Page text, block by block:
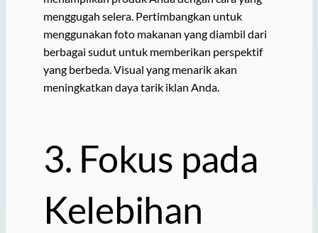
menggugah selera. Pertimbangkan untuk
menggunakan foto makanan yang diambil dari
berbagai sudut untuk memberikan perspektif
yang berbeda. Visual yang menarik akan
meningkatkan daya tarik iklan Anda.
3. Fokus pada
Kelebihan